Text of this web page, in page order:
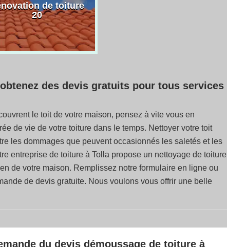
de toiture
20
des devis gratuits pour tous services
le toit de votre maison, pensez à vite vous en
de vie de votre toiture dans le temps. Nettoyer votre toit
les dommages que peuvent occasionnés les saletés et les
entreprise de toiture à Tolla propose un nettoyage de toiture
de votre maison. Remplissez notre formulaire en ligne ou
de devis gratuite. Nous voulons vous offrir une belle
du devis démoussage de toiture à